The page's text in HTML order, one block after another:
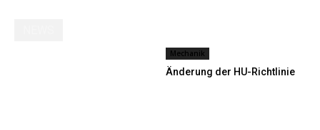
Mechanik
Änderung der HU-Richtlinie